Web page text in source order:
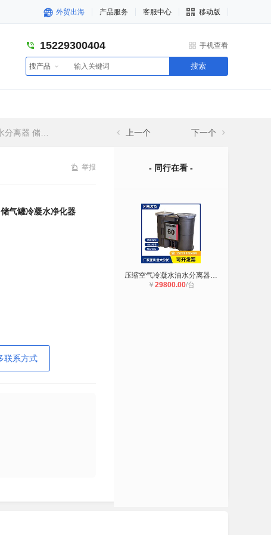
外贸出海 产品服务 客服中心 移动版
15229300404 手机查看
搜产品 搜索
冷凝水净化器 上一个 下一个
举报
气罐冷凝水净化器
联系方式
- 同行在看 -
压缩空气冷凝水油水分离器 SEPREMIUM
￥ 29800.00/台